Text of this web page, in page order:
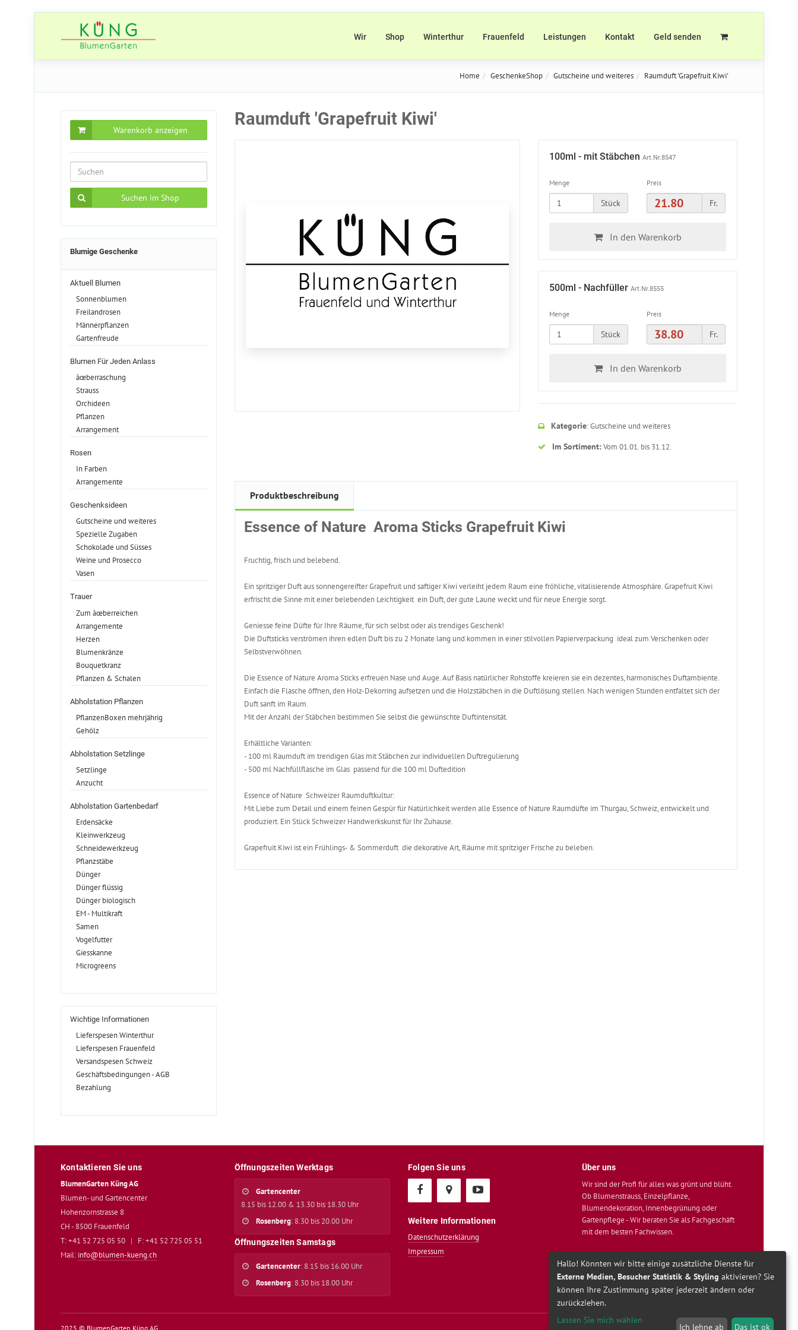
Wir Shop Winterthur Frauenfeld Leistungen Kontakt Geld senden
Home GeschenkeShop Gutscheine und weiteres Raumduft 'Grapefruit Kiwi'
Warenkorb anzeigen
Suchen im Shop
Blumige Geschenke
Aktuell Blumen
Sonnenblumen
Freilandrosen
Männerpflanzen
Gartenfreude
Blumen Für Jeden Anlass
àœberraschung
Strauss
Orchideen
Pflanzen
Arrangement
Rosen
In Farben
Arrangemente
Geschenksideen
Gutscheine und weiteres
Spezielle Zugaben
Schokolade und Süsses
Weine und Prosecco
Vasen
Trauer
Zum àœberreichen
Arrangemente
Herzen
Blumenkränze
Bouquetkranz
Pflanzen & Schalen
Abholstation Pflanzen
PflanzenBoxen mehrjährig
Gehölz
Abholstation Setzlinge
Setzlinge
Anzucht
Abholstation Gartenbedarf
Erdensäcke
Kleinwerkzeug
Schneidewerkzeug
Pflanzstäbe
Dünger
Dünger flüssig
Dünger biologisch
EM - Multikraft
Samen
Vogelfutter
Giesskanne
Microgreens
Wichtige Informationen
Lieferspesen Winterthur
Lieferspesen Frauenfeld
Versandspesen Schweiz
Geschäftsbedingungen - AGB
Bezahlung
Raumduft 'Grapefruit Kiwi'
100ml - mit StäbchenArt.Nr.8547
Menge
Stück
Preis
Fr.
In den Warenkorb
500ml - NachfüllerArt.Nr.8555
Menge
Stück
Preis
Fr.
In den Warenkorb
Kategorie: Gutscheine und weiteres
Im Sortiment:Vom 01.01. bis 31.12.
Produktbeschreibung
Essence of Nature  Aroma Sticks Grapefruit Kiwi
Fruchtig, frisch und belebend.
Ein spritziger Duft aus sonnengereifter Grapefruit und saftiger Kiwi verleiht jedem Raum eine fröhliche, vitalisierende Atmosphäre. Grapefruit Kiwi
erfrischt die Sinne mit einer belebenden Leichtigkeit  ein Duft, der gute Laune weckt und für neue Energie sorgt.
Geniesse feine Düfte für Ihre Räume, für sich selbst oder als trendiges Geschenk!
Die Duftsticks verströmen ihren edlen Duft bis zu 2 Monate lang und kommen in einer stilvollen Papierverpackung  ideal zum Verschenken oder
Selbstverwöhnen.
Die Essence of Nature Aroma Sticks erfreuen Nase und Auge. Auf Basis natürlicher Rohstoffe kreieren sie ein dezentes, harmonisches Duftambiente.
Einfach die Flasche öffnen, den Holz-Dekorring aufsetzen und die Holzstäbchen in die Duftlösung stellen. Nach wenigen Stunden entfaltet sich der
Duft sanft im Raum.
Mit der Anzahl der Stäbchen bestimmen Sie selbst die gewünschte Duftintensität.
Erhältliche Varianten:
- 100 ml Raumduft im trendigen Glas mit Stäbchen zur individuellen Duftregulierung
- 500 ml Nachfüllflasche im Glas  passend für die 100 ml Duftedition
Essence of Nature  Schweizer Raumduftkultur:
Mit Liebe zum Detail und einem feinen Gespür für Natürlichkeit werden alle Essence of Nature Raumdüfte im Thurgau, Schweiz, entwickelt und
produziert. Ein Stück Schweizer Handwerkskunst für Ihr Zuhause.
Grapefruit Kiwi ist ein Frühlings- & Sommerduft  die dekorative Art, Räume mit spritziger Frische zu beleben.
Kontaktieren Sie uns
BlumenGarten Küng AG
Blumen- und Gartencenter
Hohenzornstrasse 8
CH - 8500 Frauenfeld
T: +41 52 725 05 50 |
F: +41 52 725 05 51
Mail: info@blumen-kueng.ch
Öffnungszeiten Werktags
Gartencenter
8.15 bis 12.00 & 13.30 bis 18.30 Uhr
Rosenberg: 8.30 bis 20.00 Uhr
Öffnungszeiten Samstags
Gartencenter: 8.15 bis 16.00 Uhr
Rosenberg: 8.30 bis 18.00 Uhr
Folgen Sie uns
Weitere Informationen
Datenschutzerklärung
Impressum
Über uns
Wir sind der Profi für alles was grünt und blüht.
Ob Blumenstrauss, Einzelpflanze,
Blumendekoration, Innenbegrünung oder
Gartenpflege - Wir beraten Sie als Fachgeschäft
mit dem besten Fachwissen.
2025 © BlumenGarten Küng AG
Hallo! Könnten wir bitte einige zusätzliche Dienste für
Externe Medien, Besucher Statistik & Styling aktivieren? Sie
können Ihre Zustimmung später jederzeit ändern oder
zurückziehen.
Lassen Sie mich wählen
Ich lehne ab Das ist ok